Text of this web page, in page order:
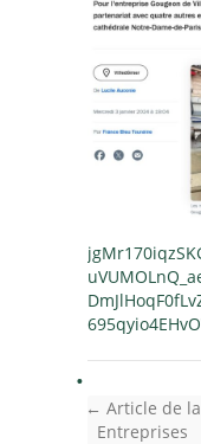
← Article de
Entreprises